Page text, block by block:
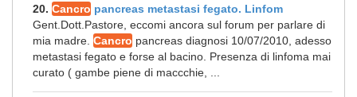
20. Cancro pancreas metastasi fegato. Linfom
Gent.Dott.Pastore, eccomi ancora sul forum per parlare di
mia madre. Cancro pancreas diagnosi 10/07/2010, adesso
metastasi fegato e forse al bacino. Presenza di linfoma mai
curato ( gambe piene di maccchie, ...